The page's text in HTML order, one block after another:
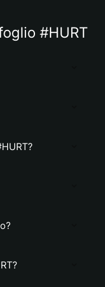
#HURT